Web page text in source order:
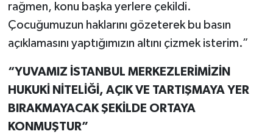
rağmen, konu başka yerlere çekildi.
Çocuğumuzun haklarını gözeterek bu basın
açıklamasını yaptığımızın altını çizmek isterim.”
“YUVAMIZ İSTANBUL MERKEZLERİMİZİN
HUKUKİ NİTELİĞİ, AÇIK VE TARTIŞMAYA YER
BIRAKMAYACAK ŞEKİLDE ORTAYA
KONMUŞTUR”